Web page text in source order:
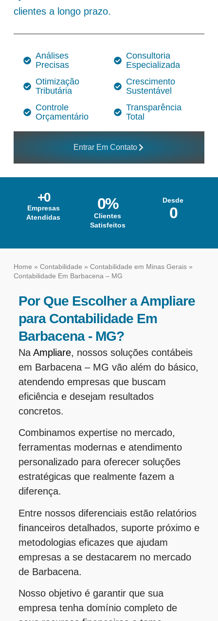
clientes a longo prazo.
Análises
Precisas
Otimização
Tributária
Controle
Orçamentário
Consultoria
Especializada
Crescimento
Sustentável
Transparência
Total
Entrar Em Contato
+0
Empresas
Atendidas
0%
Clientes
Satisfeitos
Desde
0
Home » Contabilidade » Contabilidade em Minas Gerais »
Contabilidade Em Barbacena – MG
Por Que Escolher a Ampliare
para Contabilidade Em
Barbacena - MG?
Na Ampliare, nossos soluções contábeis
em Barbacena – MG vão além do básico,
atendendo empresas que buscam
eficiência e desejam resultados
concretos.
Combinamos expertise no mercado,
ferramentas modernas e atendimento
personalizado para oferecer soluções
estratégicas que realmente fazem a
diferença.
Entre nossos diferenciais estão relatórios
financeiros detalhados, suporte próximo e
metodologias eficazes que ajudam
empresas a se destacarem no mercado
de Barbacena.
Nosso objetivo é garantir que sua
empresa tenha domínio completo de